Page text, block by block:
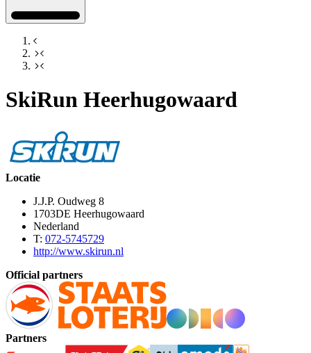
SkiRun Heerhugowaard
Locatie
J.J.P. Oudweg 8
1703DE Heerhugowaard
Nederland
T: 072-5745729
http://www.skirun.nl
Official partners
Partners